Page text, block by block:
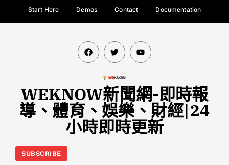
Start Here Demos Contact Documentation
WEKNOW新聞網-即時報
導、體育、娛樂、財經|24
小時即時更新
SUBSCRIBE